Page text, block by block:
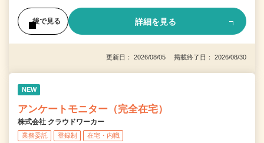
後で見る 詳細を見る
更新日： 2026/08/05 掲載終了日： 2026/08/30
NEW
アンケートモニター（完全在宅）
株式会社 クラウドワーカー
業務委託 登録制 在宅・内職